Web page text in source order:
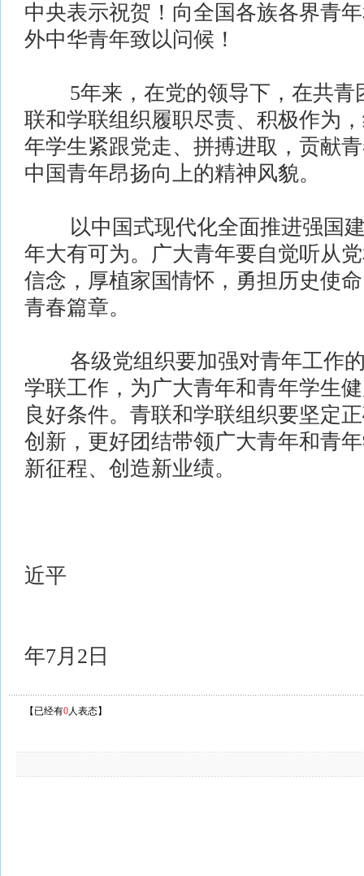
中央表示祝贺！向全国各族各界青
外中华青年致以问候！
5年来，在党的领导下，在共青
联和学联组织履职尽责、积极作为
年学生紧跟党走、拼搏进取，贡献
中国青年昂扬向上的精神风貌。
以中国式现代化全面推进强国建
年大有可为。广大青年要自觉听从
信念，厚植家国情怀，勇担历史使
青春篇章。
各级党组织要加强对青年工作的
学联工作，为广大青年和青年学生
良好条件。青联和学联组织要坚定
创新，更好团结带领广大青年和青
新征程、创造新业绩。
近平
年7月2日
【已经有0人表态】